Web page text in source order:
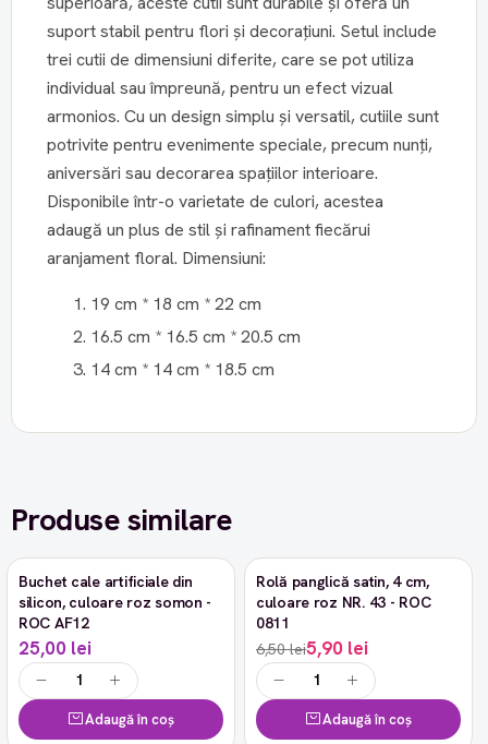
suport stabil pentru flori și decorațiuni. Setul include
trei cutii de dimensiuni diferite, care se pot utiliza
individual sau împreună, pentru un efect vizual
armonios. Cu un design simplu și versatil, cutiile sunt
potrivite pentru evenimente speciale, precum nunți,
aniversări sau decorarea spațiilor interioare.
Disponibile într-o varietate de culori, acestea
adaugă un plus de stil și rafinament fiecărui
aranjament floral. Dimensiuni:
19 cm * 18 cm * 22 cm
16.5 cm * 16.5 cm * 20.5 cm
14 cm * 14 cm * 18.5 cm
Produse similare
Buchet cale artificiale din
silicon, culoare roz somon -
ROC AF12
25,00 lei
Adaugă în coș
-9%
Rolă panglică satin, 4 cm,
culoare roz NR. 43 - ROC
0811
6,50 lei5,90 lei
Adaugă în coș